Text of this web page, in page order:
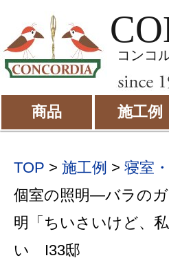
コンコ
商品 施工例
TOP > 施工例 > 寝室
個室の照明―バラの
明「ちいさいけど、
い I33邸